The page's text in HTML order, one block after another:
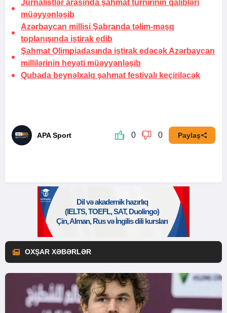
Jurnalistlər arasında şahmat turnirinin qalibləri
müəyyənləşib
Azərbaycan millisi Şabranda təlim-məşq
toplanışında iştirak edib
Şahmat Olimpiadasında iştirak edəcək Azərbaycan
millilərinin heyəti müəyyənləşib
Qubada beynəlxalq şahmat festivalı keçiriləcək
APA Sport 0 0 Paylaş
OXŞAR XƏBƏRLƏR